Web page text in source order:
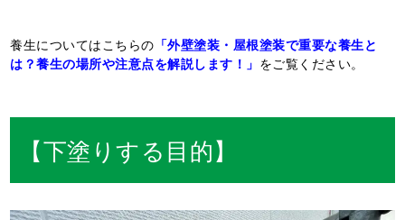
養生についてはこちらの 「外壁塗装・屋根塗装で重要な養生と
は？養生の場所や注意点を解説します！」 をご覧ください。
【下塗りする目的】